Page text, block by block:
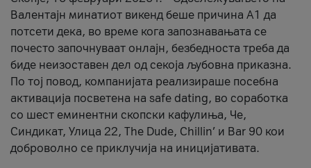
Валентајн минатиот викенд беше причина А1 да
потсети дека, во време кога запознавањата се
почесто започнуваат онлајн, безбедноста треба да
биде неизоставен дел од секоја љубовна приказна.
По тој повод, компанијата реализираше посебна
активација посветена на safe dating, во соработка
со шест еминентни скопски кафулиња, Че,
Синдикат, Улица 22, The Dude, Chillin’ и Bar 90 кои
доброволно се приклучија на иницијативата.